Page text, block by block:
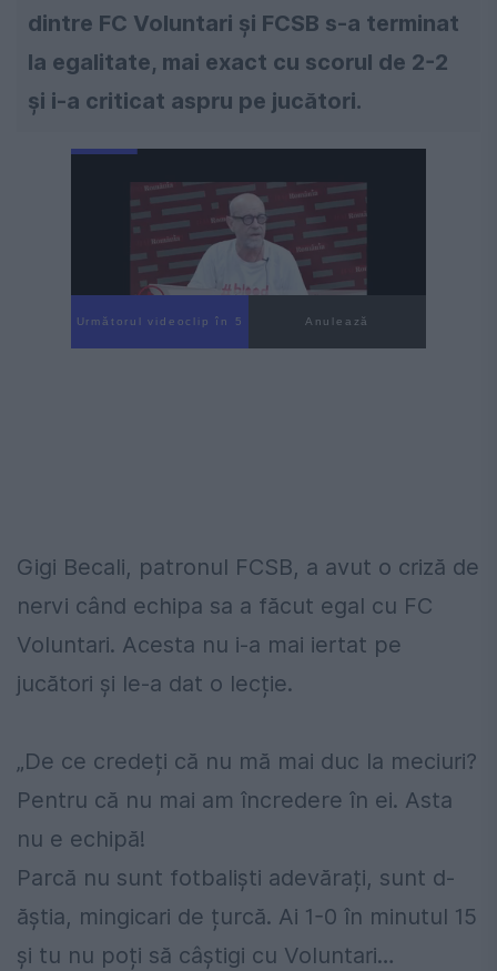
dintre FC Voluntari și FCSB s-a terminat
la egalitate, mai exact cu scorul de 2-2
și i-a criticat aspru pe jucători.
Următorul videoclip în 4 Anulează
Gigi Becali, patronul FCSB, a avut o criză de
nervi când echipa sa a făcut egal cu FC
Voluntari. Acesta nu i-a mai iertat pe
jucători și le-a dat o lecție.
„De ce credeți că nu mă mai duc la meciuri?
Pentru că nu mai am încredere în ei. Asta
nu e echipă!
Parcă nu sunt fotbaliști adevărați, sunt d-
ăștia, mingicari de țurcă. Ai 1-0 în minutul 15
și tu nu poți să câștigi cu Voluntari…